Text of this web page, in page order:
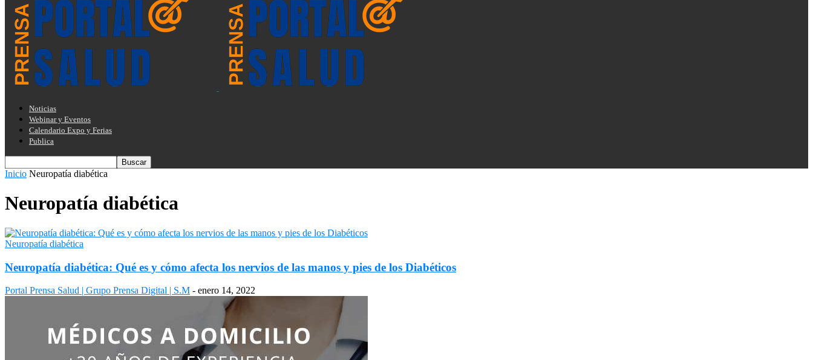
Noticias
Webinar y Eventos
Calendario Expo y Ferias
Publica
Inicio Neuropatía diabética
Neuropatía diabética
Neuropatía diabética
Neuropatía diabética: Qué es y cómo afecta los nervios de las manos y pies de los Diabéticos
Portal Prensa Salud | Grupo Prensa Digital | S.M - enero 14, 2022